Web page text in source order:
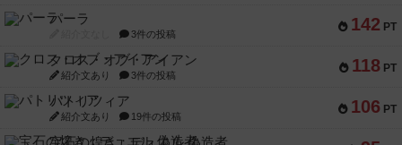
142 PT
パーラ
3件の投稿
118 PT
クロス・オブ・アイアン
紹介文あり 3件の投稿
106 PT
パトリツィア
紹介文あり 19件の投稿